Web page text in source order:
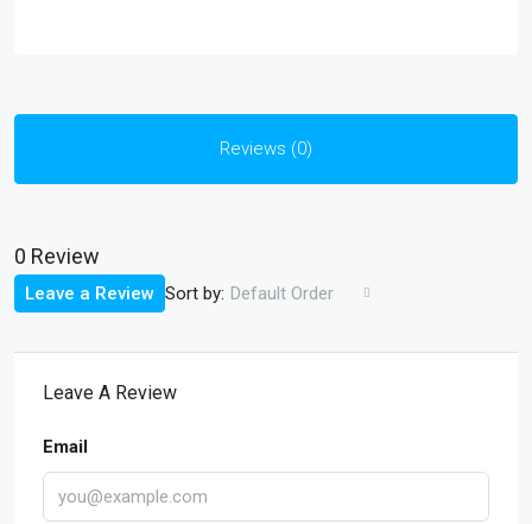
Reviews (0)
0 Review
Sort by: Default Order
Leave a Review
Leave A Review
Email